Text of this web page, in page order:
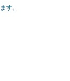
す。